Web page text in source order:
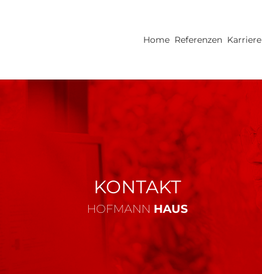
Home Referenzen Karriere
KONTAKT
HOFMANN HAUS